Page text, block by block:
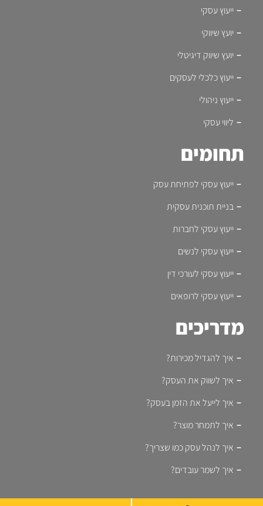
ייעוץ עסקי
יועץ שיווקי
יועץ שיווק דיגיטלי
ייעוץ כלכלי לעסקים
ייעוץ ניהולי
ליווי עסקי
תחומים
ייעוץ עסקי לפתיחת עסק
בניית תוכנית עסקית
ייעוץ עסקי לחברות
ייעוץ עסקי לנשים
ייעוץ עסקי לעורכי דין
ייעוץ עסקי לרופאים
מדריכים
איך להגדיל מכירות?
איך לשווק את העסק?
איך לייעל את הזמן בעסק?
איך לתמחר מוצר?
איך לנהל עסק כמו שצריך?
איך לשמר עובדים?